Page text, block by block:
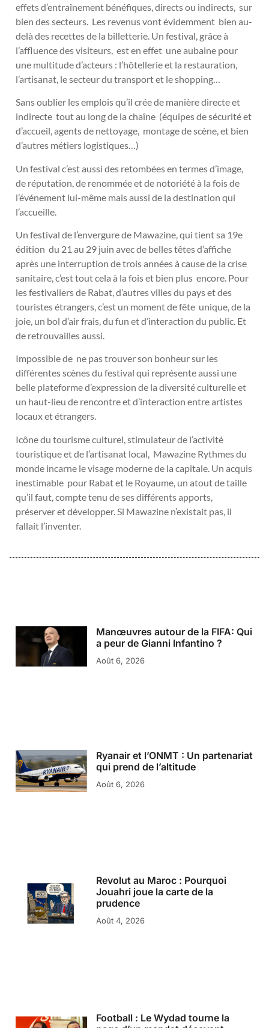
effets d’entraînement bénéfiques, directs ou indirects, sur
bien des secteurs. Les revenus vont évidemment bien au-
delà des recettes de la billetterie. Un festival, grâce à
l’affluence des visiteurs, est en effet une aubaine pour
une multitude d’acteurs : l’hôtellerie et la restauration,
l’artisanat, le secteur du transport et le shopping…
Sans oublier les emplois qu’il crée de manière directe et
indirecte tout au long de la chaîne (équipes de sécurité et
d’accueil, agents de nettoyage, montage de scène, et bien
d’autres métiers logistiques…)
Un festival c’est aussi des retombées en termes d’image,
de réputation, de renommée et de notoriété à la fois de
l’événement lui-même mais aussi de la destination qui
l’accueille.
Un festival de l’envergure de Mawazine, qui tient sa 19e
édition du 21 au 29 juin avec de belles têtes d’affiche
après une interruption de trois années à cause de la crise
sanitaire, c’est tout cela à la fois et bien plus encore. Pour
les festivaliers de Rabat, d’autres villes du pays et des
touristes étrangers, c’est un moment de fête unique, de la
joie, un bol d’air frais, du fun et d’interaction du public. Et
de retrouvailles aussi.
Impossible de ne pas trouver son bonheur sur les
différentes scènes du festival qui représente aussi une
belle plateforme d’expression de la diversité culturelle et
un haut-lieu de rencontre et d’interaction entre artistes
locaux et étrangers.
Icône du tourisme culturel, stimulateur de l’activité
touristique et de l’artisanat local, Mawazine Rythmes du
monde incarne le visage moderne de la capitale. Un acquis
inestimable pour Rabat et le Royaume, un atout de taille
qu’il faut, compte tenu de ses différents apports,
préserver et développer. Si Mawazine n’existait pas, il
fallait l’inventer.
Manœuvres autour de la FIFA: Qui
a peur de Gianni Infantino ?
Août 6, 2026
Ryanair et l’ONMT : Un partenariat
qui prend de l’altitude
Août 6, 2026
Revolut au Maroc : Pourquoi
Jouahri joue la carte de la
prudence
Août 4, 2026
Football : Le Wydad tourne la